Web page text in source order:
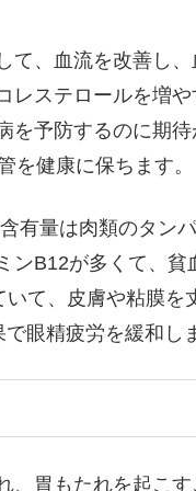
て、血流を改善し
レステロールを増
を予防するのに期
を健康に保ちます。
有量は肉類のタン
ンB12が多くて、
て、皮膚や粘膜
眼精疲労を緩和し
、胃もたれを起こ